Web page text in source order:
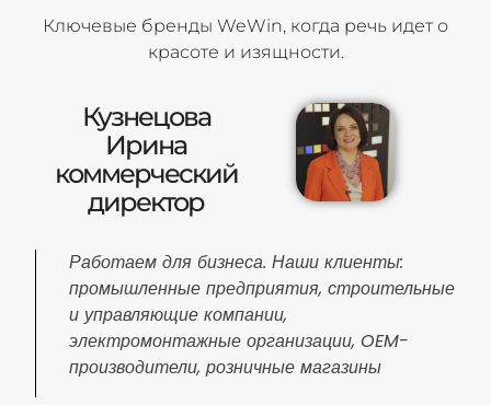
Ключевые бренды WeWin, когда речь идет о
красоте и изящности.
Кузнецова
Ирина
коммерческий
директор
Работаем для бизнеса. Наши клиенты:
промышленные предприятия, строительные
и управляющие компании,
электромонтажные организации, OEM-
производители, розничные магазины